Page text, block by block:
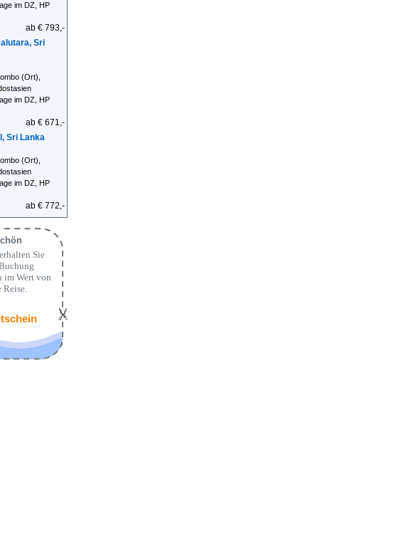
im DZ, HP
ab € 793,-
Sri
(Ort),
im DZ, HP
ab € 671,-
Sri Lanka
(Ort),
im DZ, HP
ab € 772,-
Sie
im Wert von
Reise.